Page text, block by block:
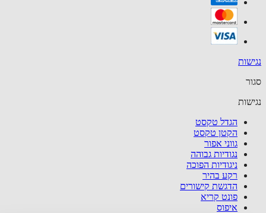
הגדל טקסט
הקטן טקסט
גווני אפור
נגודיות גבוהה
ניגודיות הפוכה
רקע בהיר
הדגשת קישורים
פונט קריא
איפוס